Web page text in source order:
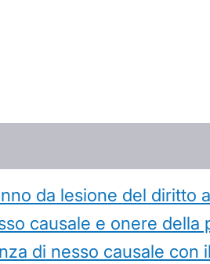
da lesione del diritto
causale e onere della
di nesso causale con